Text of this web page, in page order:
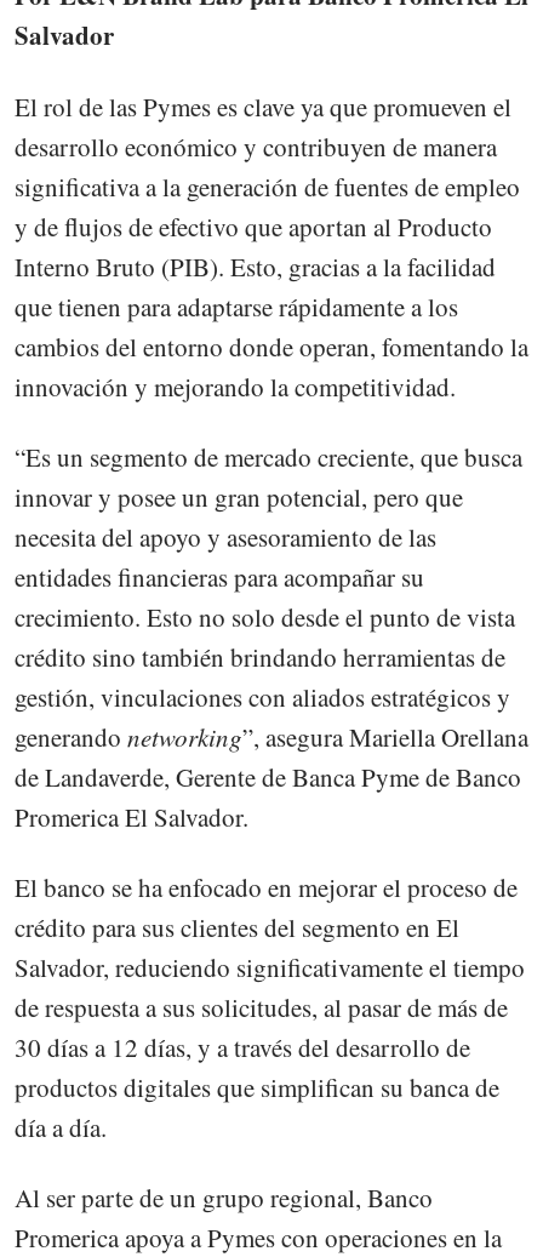
Salvador
El rol de las Pymes es clave ya que promueven el
desarrollo económico y contribuyen de manera
significativa a la generación de fuentes de empleo
y de flujos de efectivo que aportan al Producto
Interno Bruto (PIB). Esto, gracias a la facilidad
que tienen para adaptarse rápidamente a los
cambios del entorno donde operan, fomentando la
innovación y mejorando la competitividad.
“Es un segmento de mercado creciente, que busca
innovar y posee un gran potencial, pero que
necesita del apoyo y asesoramiento de las
entidades financieras para acompañar su
crecimiento. Esto no solo desde el punto de vista
crédito sino también brindando herramientas de
gestión, vinculaciones con aliados estratégicos y
generando networking”, asegura Mariella Orellana
de Landaverde, Gerente de Banca Pyme de Banco
Promerica El Salvador.
El banco se ha enfocado en mejorar el proceso de
crédito para sus clientes del segmento en El
Salvador, reduciendo significativamente el tiempo
de respuesta a sus solicitudes, al pasar de más de
30 días a 12 días, y a través del desarrollo de
productos digitales que simplifican su banca de
día a día.
Al ser parte de un grupo regional, Banco
Promerica apoya a Pymes con operaciones en la